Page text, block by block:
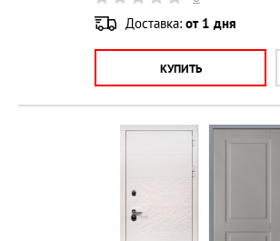
Доставка: от 1 дня
КУПИТЬ